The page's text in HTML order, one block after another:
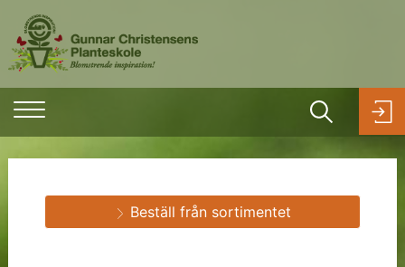
Beställ från sortimentet